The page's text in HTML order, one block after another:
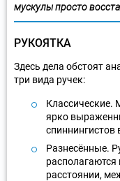
мускулы просто
РУКОЯТКА
Здесь дела обстоят
три вида ручек:
Классические.
ярко
Разнесённые.
располагаются
расстоянии,